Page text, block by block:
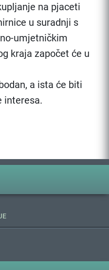
na pjaceti
u suradnji s
umjetničkim
kraja započet će u
a ista će biti
interesa.